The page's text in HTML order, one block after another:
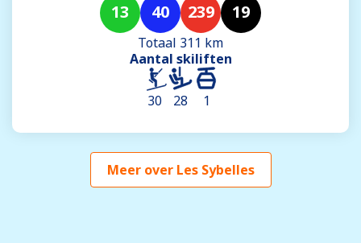
13 40 239 19
Totaal 311 km
Aantal skiliften
30 28 1
Meer over Les Sybelles